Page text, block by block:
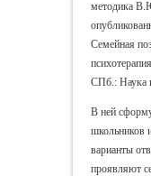
методика
Семейная
СПб.: Наука
В ней
школьников
варианты
проявляют